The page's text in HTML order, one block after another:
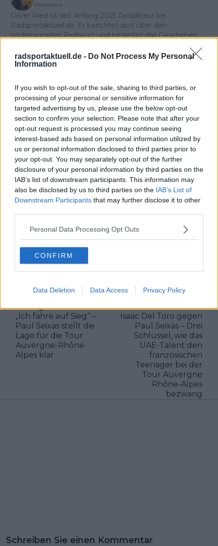
radsportaktuell.de - Do Not Process My Personal
Information
If you wish to opt-out of the sale, sharing to third parties, or
processing of your personal or sensitive information for
targeted advertising by us, please use the below opt-out
section to confirm your selection. Please note that after your
opt-out request is processed you may continue seeing
interest-based ads based on personal information utilized by
us or personal information disclosed to third parties prior to
your opt-out. You may separately opt-out of the further
disclosure of your personal information by third parties on the
IAB’s list of downstream participants. This information may
also be disclosed by us to third parties on the IAB’s List of
Downstream Participants that may further disclose it to other
Personal Data Processing Opt Outs
CONFIRM
Data Deletion Data Access Privacy Policy
Redakteur
Oliver Ried ist seit Anfang 2025 Redakteur bei
Radsportaktuell.de. Er berichtet dort über den
professionellen Radsport und begleitet das Geschehen
internationalen Rennen. Sein Schwerpunkt liegt auf
aktuellen Rennberichten, Einordnungen und
Entwicklungen im Peloton verständlich und präzise
erklärt. Bei großen Renntagen arbeitet er zudem mit
Live-Formaten, um das Geschehen fortlaufend zu
dokumentieren und zeitnah einzuordnen.
Oliver ist in Würzburg stationiert. Neben seiner
redaktionellen Arbeit ist er sportlich selbst aktiv und
bringt dadurch zusätzliche Praxisnähe in seine
Berichterstattung ein. Er studiert Grundschullehramt und
legt bei seinen Artikeln Wert auf sorgfältige
Quellenprüfung, klare Einordnung und verlässliche
Informationen. Inhalte aktualisiert er, sobald neue,
gesicherte Details vorliegen.
Vorheriger Artikel
„Ich fahre auf Sieg“ –
Paul Seixas stellt die
Lage für die Tour
Auvergne-Rhône-
Alpes klar
Nächster Artikel
Isaac Del Toro gegen
Paul Seixas – Drei
Schlüssel, wie das
UAE-Talent den
französischen
Teenager bei der
Tour Auvergne
Rhône-Alpes
bezwang
Schreiben Sie einen Kommentar